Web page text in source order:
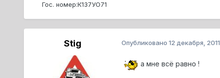
Гос. номер:К137УО71
Stig Опубликовано 12 декабря, 2011
а мне всё равно !